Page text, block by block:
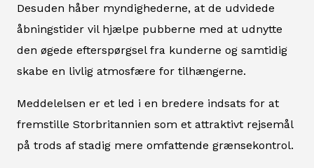
Desuden håber myndighederne, at de udvidede
åbningstider vil hjælpe pubberne med at udnytte
den øgede efterspørgsel fra kunderne og samtidig
skabe en livlig atmosfære for tilhængerne.
Meddelelsen er et led i en bredere indsats for at
fremstille Storbritannien som et attraktivt rejsemål
på trods af stadig mere omfattende grænsekontrol.